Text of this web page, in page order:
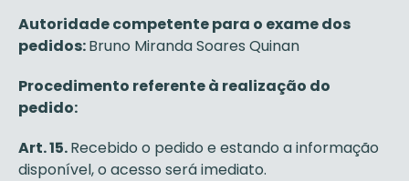
Autoridade competente para o exame dos
pedidos:Bruno Miranda Soares Quinan
Procedimento referente à realização do
pedido:
Art. 15.Recebido o pedido e estando a informação
disponível, o acesso será imediato.